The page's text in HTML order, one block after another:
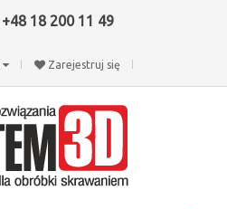
+48 18 200 11 49
Zarejestruj się